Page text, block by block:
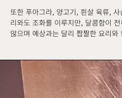
또한 푸아그라, 양고기, 흰살 육류,
리와도 조화를 이루지만, 달콤함이
않으며 예상과는 달리 짭짤한 요리